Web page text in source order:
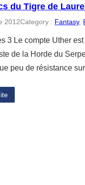
du Tigre de
2012Category : Fantasy,
3 Le compte Uther
de la Horde du
peu de résistance